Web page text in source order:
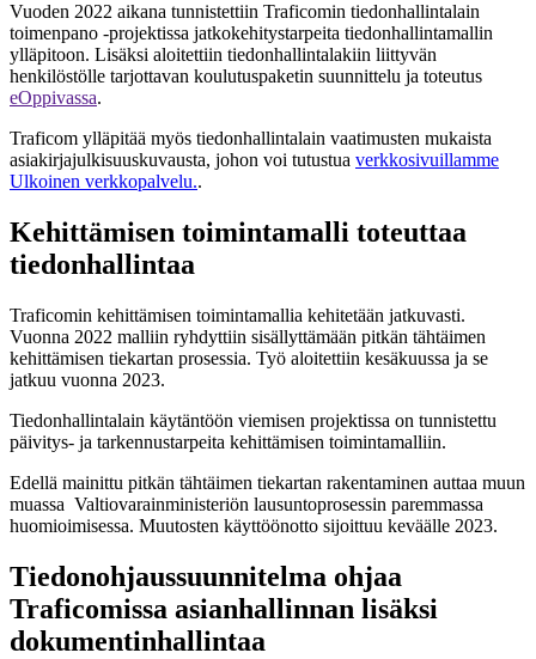
Vuoden 2022 aikana tunnistettiin Traficomin tiedonhallintalain
toimenpano -projektissa jatkokehitystarpeita tiedonhallintamallin
ylläpitoon. Lisäksi aloitettiin tiedonhallintalakiin liittyvän
henkilöstölle tarjottavan koulutuspaketin suunnittelu ja toteutus
eOppivassa.
Traficom ylläpitää myös tiedonhallintalain vaatimusten mukaista
asiakirjajulkisuuskuvausta, johon voi tutustua verkkosivuillamme
Ulkoinen verkkopalvelu..
Kehittämisen toimintamalli toteuttaa
tiedonhallintaa
Traficomin kehittämisen toimintamallia kehitetään jatkuvasti.
Vuonna 2022 malliin ryhdyttiin sisällyttämään pitkän tähtäimen
kehittämisen tiekartan prosessia. Työ aloitettiin kesäkuussa ja se
jatkuu vuonna 2023.
Tiedonhallintalain käytäntöön viemisen projektissa on tunnistettu
päivitys- ja tarkennustarpeita kehittämisen toimintamalliin.
Edellä mainittu pitkän tähtäimen tiekartan rakentaminen auttaa muun
muassa Valtiovarainministeriön lausuntoprosessin paremmassa
huomioimisessa. Muutosten käyttöönotto sijoittuu keväälle 2023.
Tiedonohjaussuunnitelma ohjaa
Traficomissa asianhallinnan lisäksi
dokumentinhallintaa